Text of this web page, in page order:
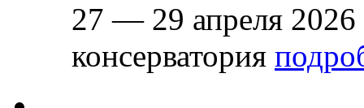
27 — 29 апреля 2026
консерватория